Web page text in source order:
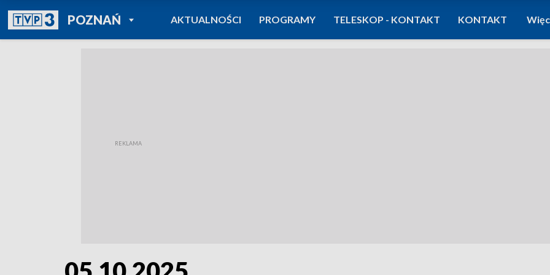
POZNAŃPOWRÓT DO
TVP REGIONY
AKTUALNOŚCI PROGRAMY TELESKOP - KONTAKT KONTAKT